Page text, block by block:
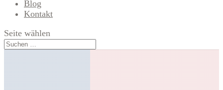
Blog
Kontakt
Seite wählen